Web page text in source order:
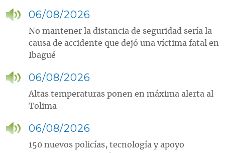
06/08/2026
No mantener la distancia de seguridad sería la
causa de accidente que dejó una víctima fatal en
Ibagué
06/08/2026
Altas temperaturas ponen en máxima alerta al
Tolima
06/08/2026
150 nuevos policías, tecnología y apoyo